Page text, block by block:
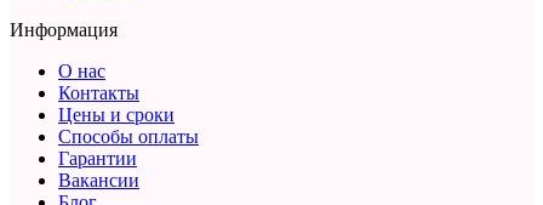
Информация
О нас
Контакты
Цены и сроки
Способы оплаты
Гарантии
Вакансии